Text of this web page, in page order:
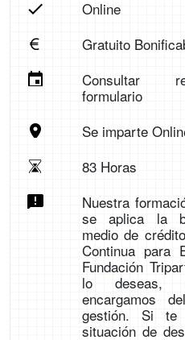
Online
Gratuito
Consultar
formulario
Se imparte
83 Horas
Nuestra
se aplica la
medio de
Continua para
Fundación
lo deseas,
encargamos
gestión. Si te
situación de